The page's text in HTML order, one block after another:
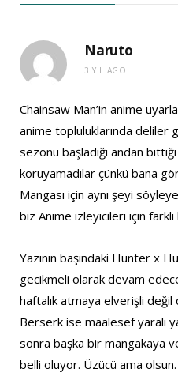
Naruto
3 YIL AGO
Chainsaw Man’in anime
anime topluluklarında deliler
sezonu başladığı andan
koruyamadılar çünkü bana
Mangası için aynı şeyi
biz Anime izleyicileri için
Yazının başındaki Hunter x
gecikmeli olarak devam
haftalık atmaya elverişli
Berserk ise maalesef yaralı
sonra başka bir mangakaya
belli oluyor. Üzücü ama olsun.